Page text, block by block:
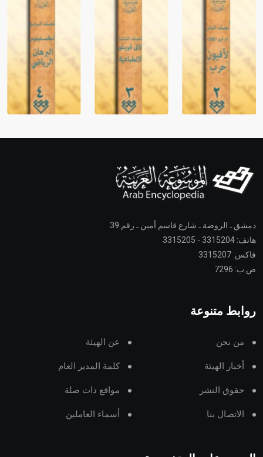
دمشق ـ الروضة ـ شارع قاسم أمين ـ رقم 39
هاتف: 3315204 - 3315205
فاكس: 3315207
ص.ب: 7296
روابط متنوعة
من نحن عن الهيئة
أخبار الهيئة كلمة المدير العام
حقوق النشر مواقع ذات صلة
الاتصال بنا أسماء العاملين